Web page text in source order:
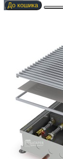
До кошика